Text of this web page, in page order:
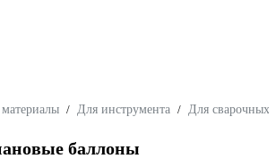
/ Для инструмента / Для сварочных
баллоны